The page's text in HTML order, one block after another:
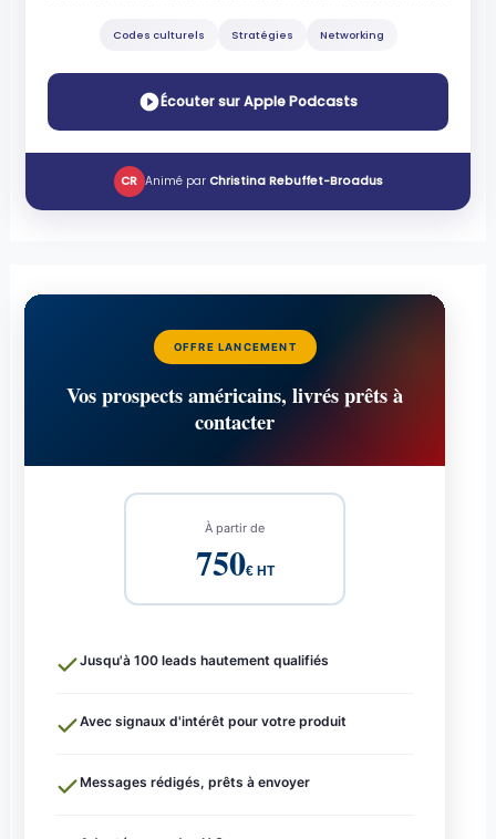
Codes culturels Stratégies Networking
Écouter sur Apple Podcasts
CR Animé par Christina Rebuffet-Broadus
OFFRE LANCEMENT
Vos prospects américains, livrés prêts à
contacter
À partir de
750€ HT
Jusqu'à 100 leads hautement qualifiés
Avec signaux d'intérêt pour votre produit
Messages rédigés, prêts à envoyer